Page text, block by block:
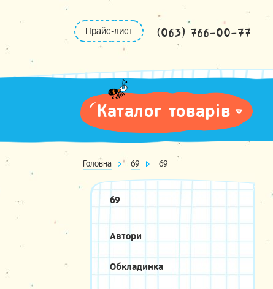
Прайс-лист (063) 766-00-77
Каталог товарів
Головна 69 69
69
Автори
Обкладинка